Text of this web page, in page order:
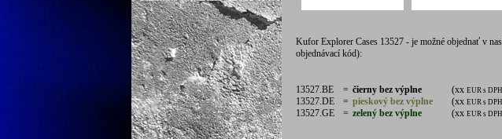
Kufor Explorer Cases 13527 - je možné objednať v
objednávací kód):
13527.BE = čierny bez výplne (xx EUR s DPH
13527.DE
= pieskový bez výplne (xx EUR s DPH
13527.GE
= zelený bez výplne (xx EUR s DPH